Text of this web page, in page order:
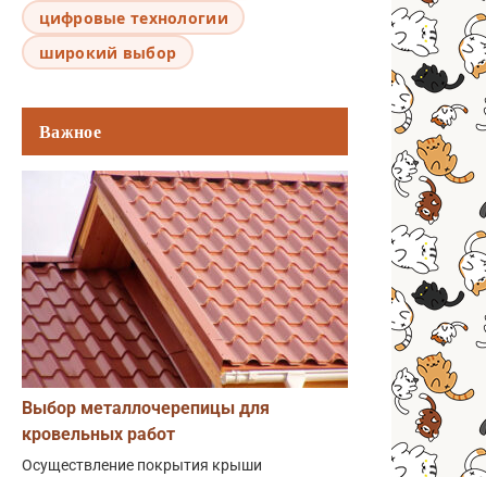
цифровые технологии
широкий выбор
Важное
Выбор металлочерепицы для
кровельных работ
Осуществление покрытия крыши